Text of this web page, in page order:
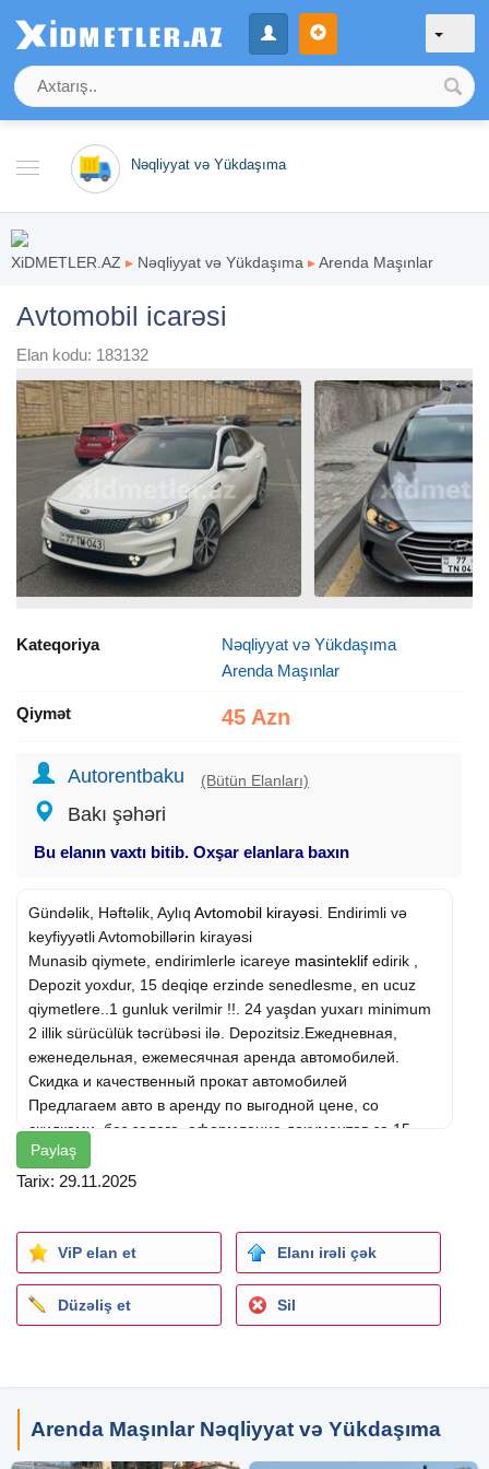
Nəqliyyat və Yükdaşıma
XiDMETLER.AZ ▸ Nəqliyyat və Yükdaşıma ▸Arenda Maşınlar
Avtomobil icarəsi
Elan kodu: 183132
Kateqoriya
Nəqliyyat və Yükdaşıma
Arenda Maşınlar
Qiymət 45 Azn
Autorentbaku (Bütün Elanları)
Bakı şəhəri
Bu elanın vaxtı bitib. Oxşar elanlara baxın
Gündəlik, Həftəlik, Aylıq Avtomobil kirayəsi. Endirimli və
keyfiyyətli Avtomobillərin kirayəsi
Munasib qiymete, endirimlerle icareye masinteklif edirik ,
Depozit yoxdur, 15 deqiqe erzinde senedlesme, en ucuz
qiymetlere..1 gunluk verilmir !!. 24 yaşdan yuxarı minimum
2 illik sürücülük təcrübəsi ilə. Depozitsiz.Ежедневная,
еженедельная, ежемесячная аренда автомобилей.
Скидка и качественный прокат автомобилей
Предлагаем авто в аренду по выгодной цене, со
скидками, без залога, оформление документов за 15
минут, по самым низким ценам..На 1 ДЕНЬ авто не
предоставляется. Возраст от 24 лет, водительский стаж
We offer a car for rent at a reasonable price, with
discounts, No deposit, documentation within 15 minutes, at
the cheapest prices..1 DAILY car is provided. Over 24
years of age with a minimum of 2 years of driving
Paylaş
Tarix: 29.11.2025
ViP elan et Elanı irəli çək
Düzəliş et Sil
Arenda Maşınlar Nəqliyyat və Yükdaşıma